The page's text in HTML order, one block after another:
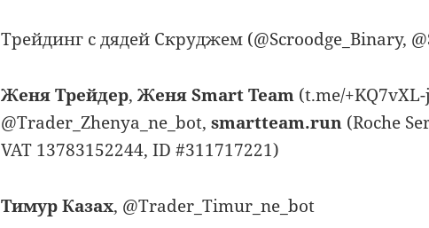
Трейдинг с дядей Скруджем (@Scroodge_Binary,
Женя Трейдер,Женя Smart Team (t.me/
@Trader_Zhenya_ne_bot,smartteam.run (Roche
VAT 13783152244, ID #311717221)
Тимур Казах, @Trader_Timur_ne_bot